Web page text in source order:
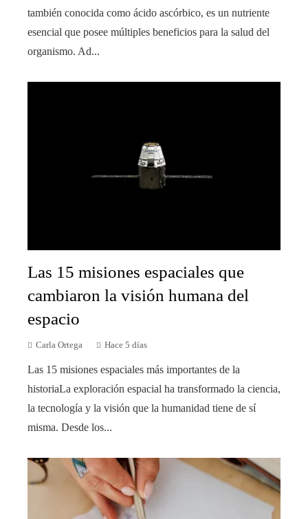
también conocida como ácido ascórbico, es un nutriente
esencial que posee múltiples beneficios para la salud del
organismo. Ad...
Las 15 misiones espaciales que
cambiaron la visión humana del
espacio
Carla Ortega Hace 5 días
Las 15 misiones espaciales más importantes de la
historiaLa exploración espacial ha transformado la ciencia,
la tecnología y la visión que la humanidad tiene de sí
misma. Desde los...